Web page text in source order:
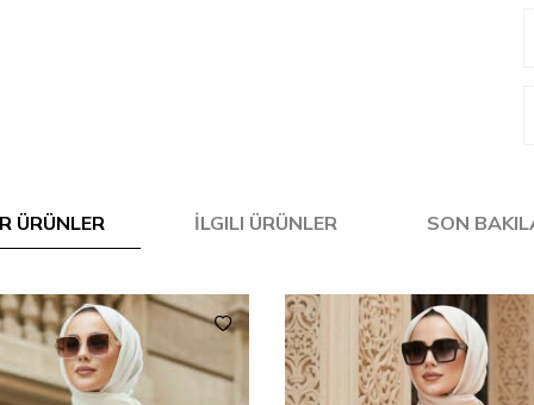
ÜRÜNLER İLGILI ÜRÜNLER SON